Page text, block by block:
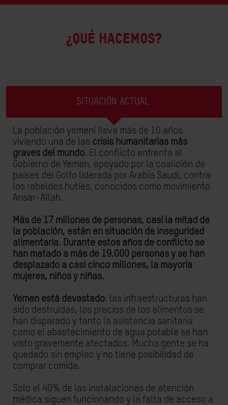
¿QUÉ HACEMOS?
SITUACIÓN ACTUAL
La población yemení lleva más de 10 años
viviendo una de las crisis humanitarias más
graves del mundo. El conflicto enfrenta al
Gobierno de Yemen, apoyado por la coalición de
países del Golfo liderada por Arabia Saudí, contra
los rebeldes hutíes, conocidos como movimiento
Ansar-Allah.
Más de 17 millones de personas, casi la mitad de
la población, están en situación de inseguridad
alimentaria. Durante estos años de conflicto se
han matado a más de 19.000 personas y se han
desplazado a casi cinco millones, la mayoría
mujeres, niños y niñas.
Yemen está devastado: las infraestructuras han
sido destruidas, los precios de los alimentos se
han disparado y tanto la asistencia sanitaria
como el abastecimiento de agua potable se han
visto gravemente afectados. Mucha gente se ha
quedado sin empleo y no tiene posibilidad de
comprar comida.
Solo el 40% de las instalaciones de atención
médica siguen funcionando y la falta de acceso a